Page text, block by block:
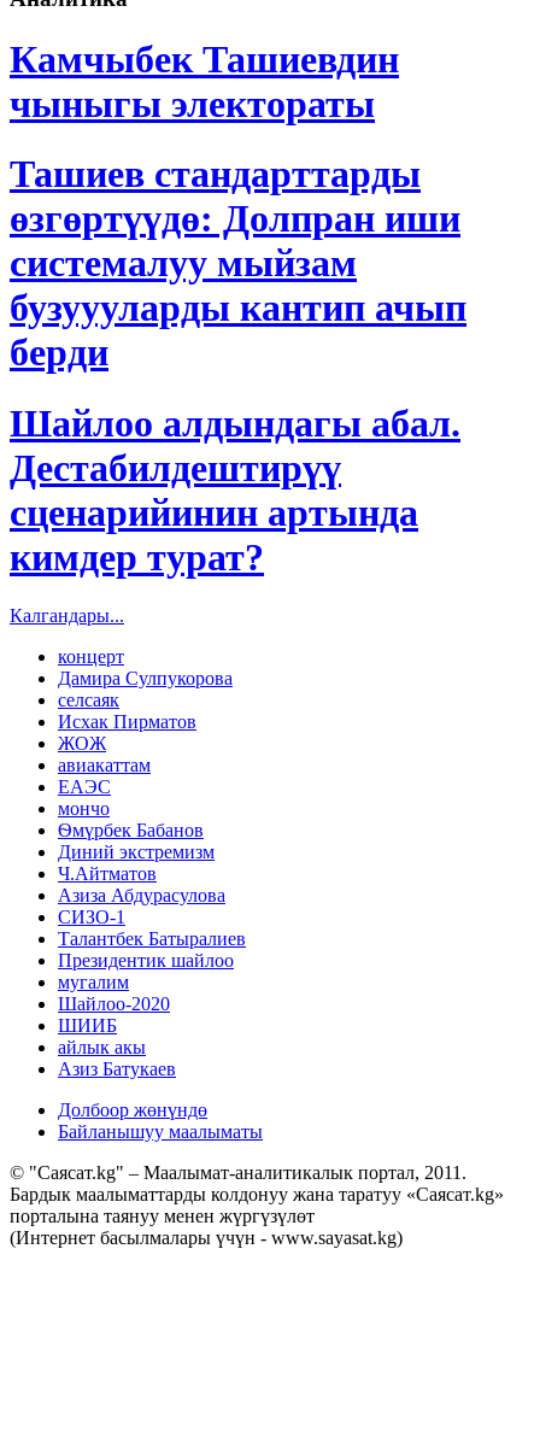
Камчыбек Ташиевдин
чыныгы электораты
Ташиев стандарттарды
өзгөртүүдө: Долпран иши
системалуу мыйзам
бузуууларды кантип ачып
берди
Шайлоо алдындагы абал.
Дестабилдештирүү
сценарийинин артында
кимдер турат?
Калгандары...
концерт
Дамира Сулпукорова
селсаяк
Исхак Пирматов
ЖОЖ
авиакаттам
ЕАЭС
мончо
Ѳмүрбек Бабанов
Диний экстремизм
Ч.Айтматов
Азиза Абдурасулова
СИЗО-1
Талантбек Батыралиев
Президентик шайлоо
мугалим
Шайлоо-2020
ШИИБ
айлык акы
Азиз Батукаев
Долбоор жөнүндө
Байланышуу маалыматы
© "Саясат.kg" – Маалымат-аналитикалык портал, 2011.
Бардык маалыматтарды колдонуу жана таратуу «Саясат.kg»
порталына таянуу менен жүргүзүлөт
(Интернет басылмалары үчүн - www.sayasat.kg)